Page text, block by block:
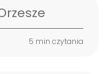
5 min czytania